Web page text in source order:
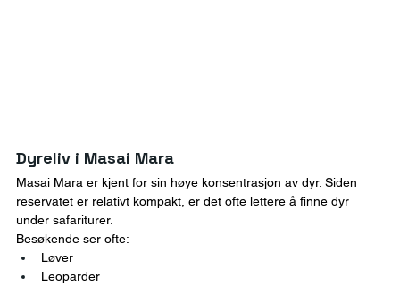
Dyreliv i Masai Mara
Masai Mara er kjent for sin høye konsentrasjon av dyr. Siden
reservatet er relativt kompakt, er det ofte lettere å finne dyr
under safariturer.
Besøkende ser ofte:
Løver
Leoparder